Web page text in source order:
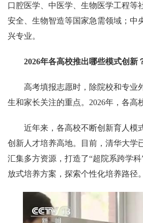
口腔医学、中医学、生物医学工程等
安全、生物智造等国家急需领域；中
兴专业。
2026年各高校推出哪些模式创新
高考填报志愿时，除院校和专业
生和家长关注的重点。2026年，各高
近年来，各高校不断创新育人模
创新人才培养高地。目前，清华大学
汇集多方资源，打造了“超院系跨学
放式培养方案，探索个性化培养路径